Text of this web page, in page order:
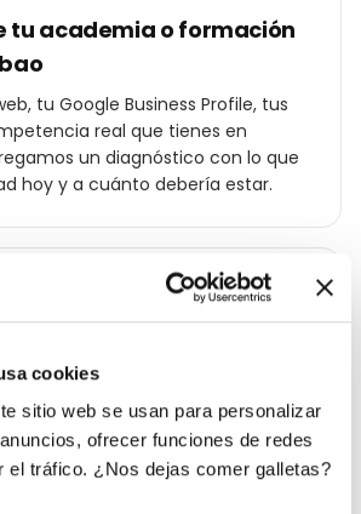
cookies
sitio web se usan para personalizar
ofrecer funciones de redes
el tráfico. ¿Nos dejas comer galletas?
tu academia o formación
tu Google Business Profile, tus
real que tienes en
un diagnóstico con lo que
hoy y a cuánto debería estar.
específico para Bilbao:
distrito (Abando, Indautxu, Casco
ángulos de campaña para tu
diferencial frente a los otros